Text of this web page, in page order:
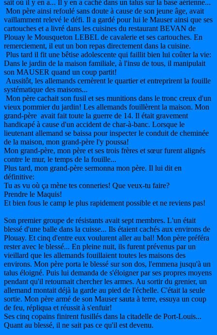
sait où il y en a... Il y en a caché dans un talus sur la base aérienne...
Mon père ainsi refoulé sans doute à cause de son jeune âge, avait
vaillamment relevé le défi. Il a gardé pour lui le Mauser ainsi que ses
cartouches et a livré dans les cuisines du restaurant BEVAN de
Plouay le Mousqueton LEBEL de cavalerie et ses cartouches. En
remerciement, il eut un bon repas directement dans la cuisine.
Plus tard il fit une bêtise adolescente qui faillit bien lui coûter la vie:
Dans le jardin de la maison familiale, à l'insu de tous, il manipulait
son MAUSER quand un coup partit!
Aussitôt, les allemands cernèrent le quartier et entreprirent la fouille
systématique des maisons...
Mon père cachait son fusil et ses munitions dans le tronc creux d'un
vieux pommier du jardin! Les allemands fouillèrent la maison. Mon
grand-père avait fait toute la guerre de 14. Il était gravement
handicapé à cause d'un accident de char-à-banc. Lorsque le
lieutenant allemand se baissa pour inspecter le conduit de cheminée
de la maison, mon grand-père l'y poussa!
Mon grand-père, mon père et ses trois frères et sœur furent alignés
contre le mur, le temps de la fouille...
Plus tard, mon grand-père sermonna mon père. Il lui dit en
définitive:
Tu as vu où ça mène tes conneries! Que veux-tu faire?
Prendre le Maquis!
Et bien fous le camp le plus rapidement possible et ne reviens pas!
Son premier groupe de résistants avait sept membres. L'un était
blessé d'une balle dans la cuisse... Ils étaient cachés aux environs de
Plouay. Et cinq d'entre eux voulurent aller au bal! Mon père préféra
rester avec le blessé... En pleine nuit, ils furent prévenus par un
vieillard que les allemands fouillaient toutes les maisons des
environs. Mon père porta le blessé sur son dos, l'emmena jusqu'à un
talus éloigné. Puis lui demanda de s'éloigner par ses propres moyens
pendant qu'il retournait chercher les armes. Au sortir du grenier, un
allemand montait déjà la garde au pied de l'échelle. C'était la seule
sortie. Mon père armé de son Mauser sauta à terre, essuya un coup
de feu, répliqua et réussit à s'enfuir!
Ses cinq copains finirent fusillés dans la citadelle de Port-Louis...
Quant au blessé, il ne sait pas ce qu'il est devenu.